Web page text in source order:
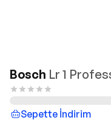
Bosch Lr 1
Sepette İndirim